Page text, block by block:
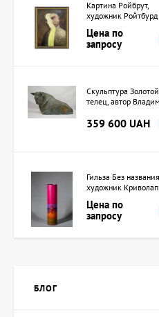
Картина Ройбрут,
художник Ройтбурд
Цена по
запросу
Скульптура Золотой
телец, автор
359 600 UAH
Гильза Без
художник Криволап
Цена по
запросу
БЛОГ